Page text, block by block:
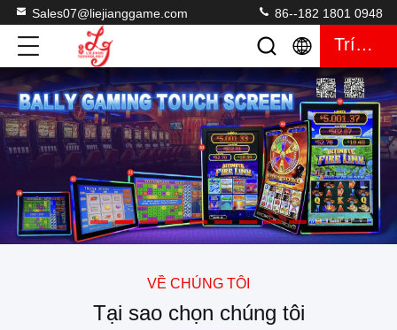
Sales07@liejianggame.com 86--182 1801 0948
Trích Dẫn
VỀ CHÚNG TÔI
Tại sao chọn chúng tôi